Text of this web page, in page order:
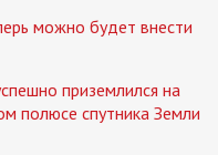
можно будет внести
приземлился на
полюсе спутника Земли